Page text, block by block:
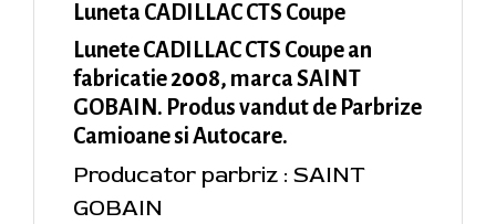
Luneta CADILLAC CTS Coupe
Lunete CADILLAC CTS Coupe an
fabricatie 2008, marca SAINT
GOBAIN. Produs vandut de Parbrize
Camioane si Autocare.
Producator parbriz : SAINT
GOBAIN